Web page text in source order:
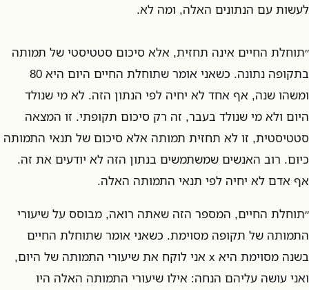
לעשות עם הנתונים האלה, ומה לא.
״תוחלת החיים אינה תחזית, אלא סיכום סטטיסטי של תמותה
בתקופה נתונה. כשאני אומר שתוחלת החיים היום היא 80
ומשהו שנה, אף אחד לא יחיה לפי הנתון הזה. לא מי שנולד
היום ולא מי שנולד בעבר, זה רק סיכום תקופתי. זו המצאה
סטטיסטית, זו לא תחזית תמותה אלא סיכום של תנאי התמותה
כיום. רוב האנשים שמשתמשים בנתון הזה לא יודעים את זה.
אף אדם לא יחיה לפי תנאי התמותה האלה.
״תוחלת החיים, המספר הזה שאתה רואה, מבוסס על שיעורי
התמותה של תקופה מסוימת. כשאני אומר שתוחלת החיים
בשנה מסוימת היא x אני לוקח את שיעורי התמותה של היום,
ואני עושה עליהם הנחה: אילו שיעורי התמותה האלה היו